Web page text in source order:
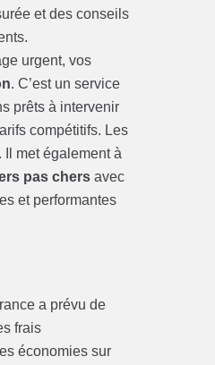
et des conseils
urgent, vos
. C’est un service
prêts à intervenir
compétitifs. Les
met également à
pas chers avec
et performantes
a prévu de
frais
économies sur